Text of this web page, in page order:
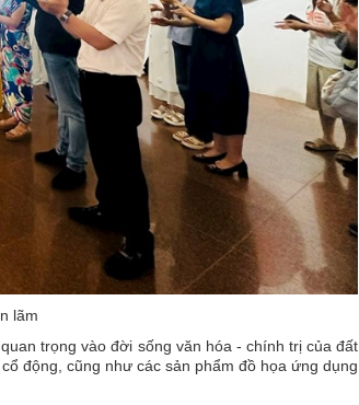
lãm
trọng vào đời sống văn hóa - chính trị của đất
động, cũng như các sản phẩm đồ họa ứng dụng